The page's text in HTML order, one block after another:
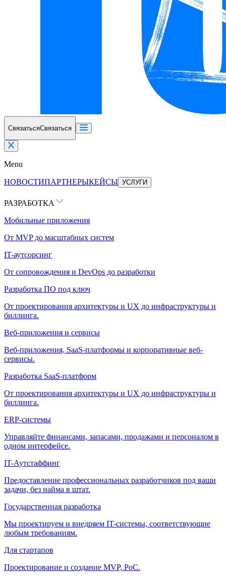
СвязатьсяСвязаться
Menu
НОВОСТИПАРТНЕРЫКЕЙСЫ УСЛУГИ
РАЗРАБОТКА
Мобильные приложения
От MVP до масштабных систем
IT-аутсорсинг
От сопровождения и DevOps до разработки
Разработка ПО под ключ
От проектирования архитектуры и UX до инфраструктуры и
биллинга.
Веб-приложения и сервисы
Веб-приложения, SaaS-платформы и корпоративные веб-
сервисы.
Разработка SaaS-платформ
От проектирования архитектуры и UX до инфраструктуры и
биллинга.
ERP-системы
Управляйте финансами, запасами, продажами и персоналом в
одном интерфейсе.
IT-Аутстаффинг
Предоставление профессиональных разработчиков под ваши
задачи, без найма в штат.
Государственная разработка
Мы проектируем и внедряем IT-системы, соответствующие
любым требованиям.
Для стартапов
Проектирование и создание MVP, PoC.